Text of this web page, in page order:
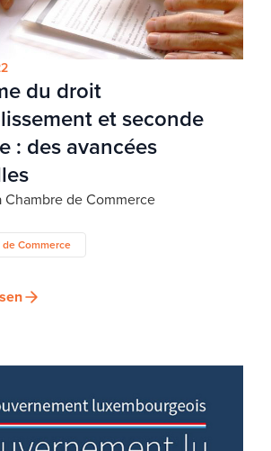
du droit
et seconde
: des avancées
Chambre de Commerce
Commerce